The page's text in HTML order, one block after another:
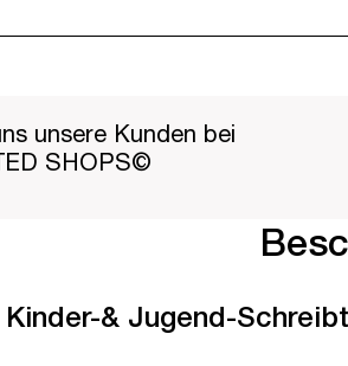
unsere Kunden bei
SHOPS©
& Jugend-